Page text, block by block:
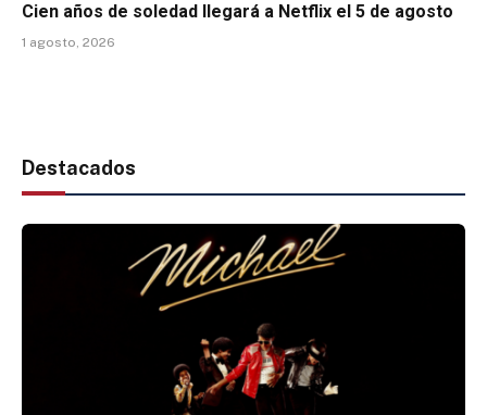
Cien años de soledad llegará a Netflix el 5 de agosto
1 agosto, 2026
Destacados